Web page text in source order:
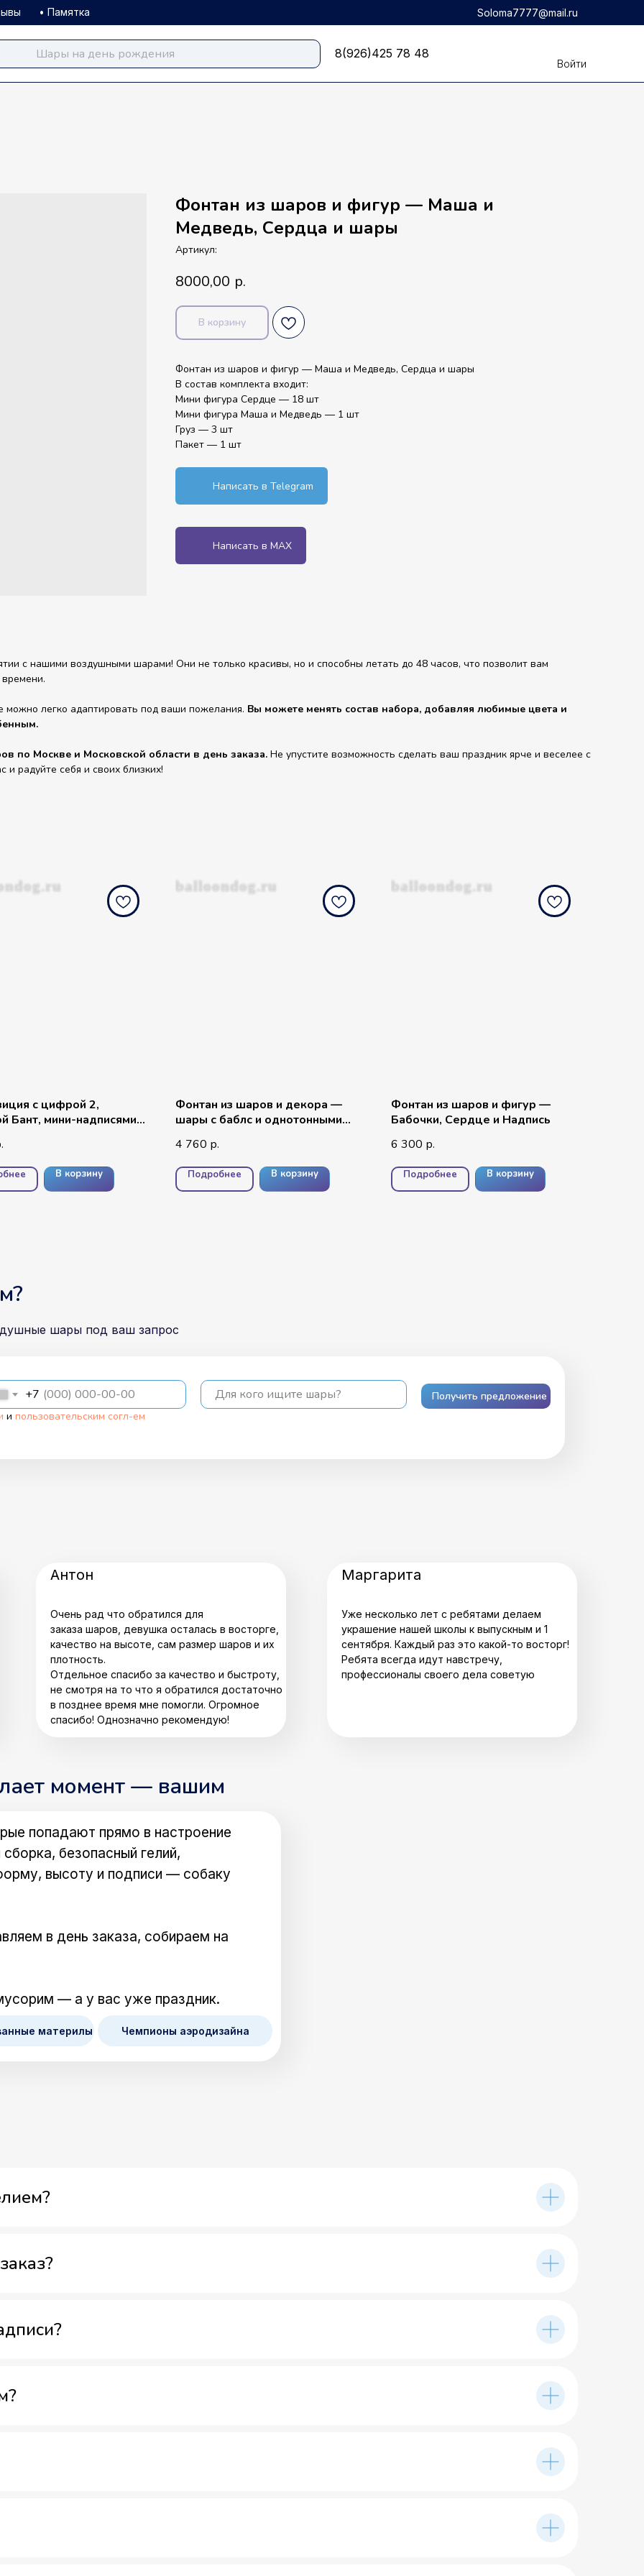
Soloma7777@mail.ru
• Памятка
Войти
8(926)425 78 48
8(926)425 78 48
balloondog.ruФонтан из шаров и фигур — Маша и
Медведь, Сердца и шары
Артикул:
8000,00 р.
В корзину
Фонтан из шаров и фигур — Маша и Медведь, Сердца и шары
В состав комплекта входит:
Мини фигура Сердце — 18 шт
Мини фигура Маша и Медведь — 1 шт
Груз — 3 шт
Пакет — 1 шт
Написать в Telegram
Написать в MAX
с нашими воздушными шарами! Они не только красивы, но и способны летать до 48 часов, что позволит вам
легко адаптировать под ваши пожелания. Вы можете менять состав набора, добавляя любимые цвета и
по Москве и Московской области в день заказа. Не упустите возможность сделать ваш праздник ярче и веселее с
радуйте себя и своих близких!
с цифрой 2,
Бант, мини-надписями и
В корзину
balloondog.ru
Фонтан из шаров и декора —
шары с баблс и однотонными
4 760 р.
Подробнее В корзину
balloondog.ru
Фонтан из шаров и фигур —
Бабочки, Сердце и Надпись
6 300 р.
Подробнее В корзину
шары под ваш запрос
+7 Для кого ищите шары?
и пользовательским согл-ем
Получить предложение
Уже несколько лет с ребятами делаем
украшение нашей школы к выпускным и 1
сентября. Каждый раз это какой-то восторг!
Ребята всегда идут навстречу,
профессионалы своего дела советую
Маргарита
Очень рад что обратился для
заказа шаров, девушка осталась в восторге,
качество на высоте, сам размер шаров и их
плотность.
Отдельное спасибо за качество и быстроту,
не смотря на то что я обратился достаточно
в позднее время мне помогли. Огромное
спасибо! Однозначно рекомендую!
Антон
момент — вашим
попадают прямо в настроение
безопасный гелий,
высоту и подписи — собаку
в день заказа, собираем на
— а у вас уже праздник.
Чемпионы аэродизайна
материлы